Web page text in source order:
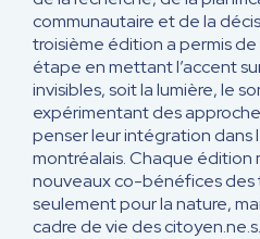
communautaire et de la
troisième édition a permis
étape en mettant l’accent
invisibles, soit la lumière, le
expérimentant des
penser leur intégration dans
montréalais. Chaque édition
nouveaux co-bénéfices des
seulement pour la nature,
cadre de vie des citoyen.ne.s.